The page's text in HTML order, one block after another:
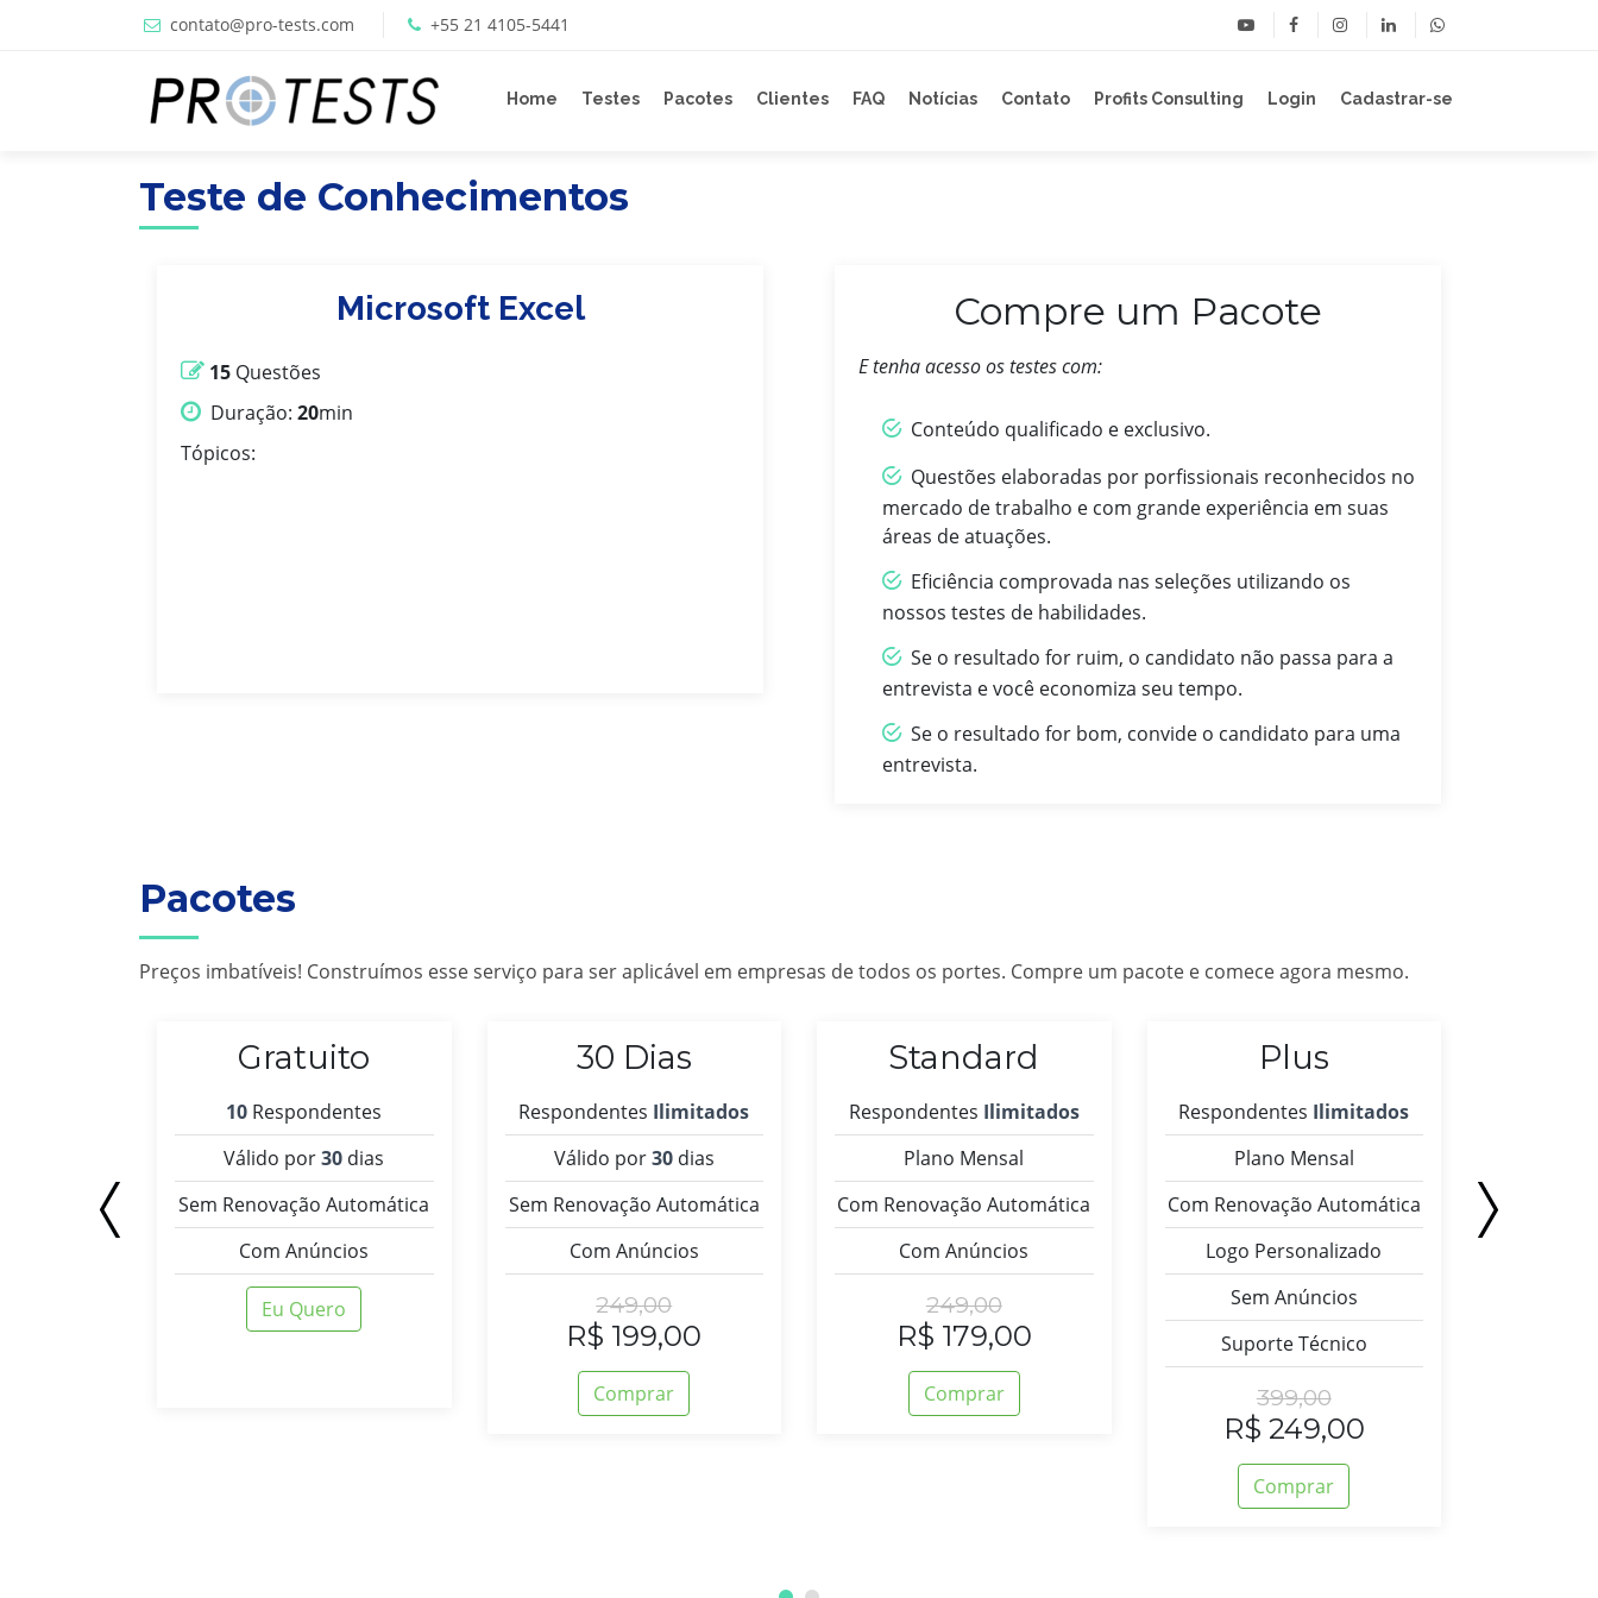
contato@pro-tests.com +55 21 4105-5441
Home Testes Pacotes Clientes FAQ Notícias Contato Profits Consulting Login Cadastrar-se
Teste de Conhecimentos
Microsoft Excel
15 Questões
Duração: 20min
Tópicos:
Compre um Pacote
E tenha acesso os testes com:
Conteúdo qualificado e exclusivo.
Questões elaboradas por porfissionais reconhecidos no
mercado de trabalho e com grande experiência em suas
áreas de atuações.
Eficiência comprovada nas seleções utilizando os
nossos testes de habilidades.
Se o resultado for ruim, o candidato não passa para a
entrevista e você economiza seu tempo.
Se o resultado for bom, convide o candidato para uma
entrevista.
Pacotes
Preços imbatíveis! Construímos esse serviço para ser aplicável em empresas de todos os portes. Compre um pacote e comece agora mesmo.
Gratuito
10 Respondentes
Válido por30 dias
Sem Renovação Automática
Com Anúncios
Eu Quero
30 Dias
Respondentes Ilimitados
Válido por30dias
Sem Renovação Automática
Com Anúncios
249,00
R$ 199,00
Comprar
Standard
Respondentes Ilimitados
Plano Mensal
Com Renovação Automática
Com Anúncios
249,00
R$ 179,00
Comprar
Plus
Respondentes Ilimitados
Plano Mensal
Com Renovação Automática
Logo Personalizado
Sem Anúncios
Suporte Técnico
399,00
R$ 249,00
Comprar
Com